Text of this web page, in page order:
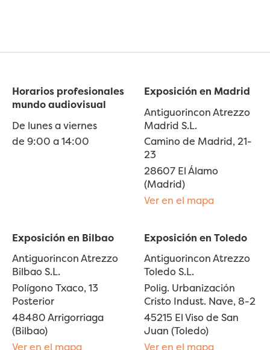
Horarios profesionales
mundo audiovisual
De lunes a viernes
de 9:00 a 14:00
Exposición en Madrid
Antiguorincon Atrezzo
Madrid S.L.
Camino de Madrid, 21-
23
28607 El Álamo
(Madrid)
Ver en el mapa
Exposición en Bilbao
Antiguorincon Atrezzo
Bilbao S.L.
Polígono Txaco, 13
Posterior
48480 Arrigorriaga
(Bilbao)
Ver en el mapa
Exposición en Toledo
Antiguorincon Atrezzo
Toledo S.L.
Polig. Urbanización
Cristo Indust. Nave, 8-2
45215 El Viso de San
Juan (Toledo)
Ver en el mapa